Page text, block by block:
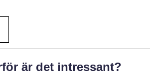
är det intressant?